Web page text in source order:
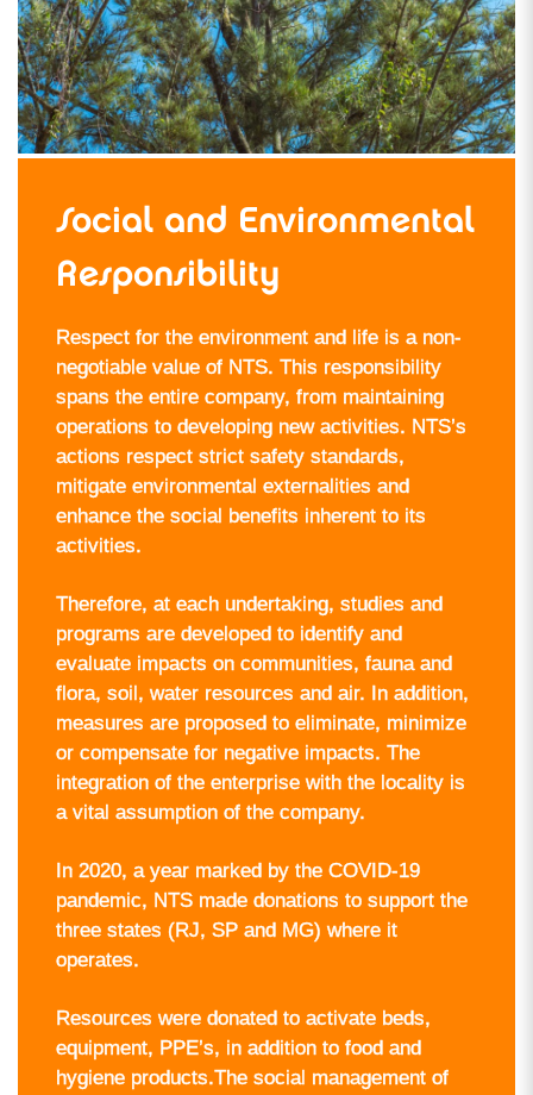
Social and Environmental
Responsibility
Respect for the environment and life is a non-
negotiable value of NTS. This responsibility
spans the entire company, from maintaining
operations to developing new activities. NTS’s
actions respect strict safety standards,
mitigate environmental externalities and
enhance the social benefits inherent to its
activities.
Therefore, at each undertaking, studies and
programs are developed to identify and
evaluate impacts on communities, fauna and
flora, soil, water resources and air. In addition,
measures are proposed to eliminate, minimize
or compensate for negative impacts. The
integration of the enterprise with the locality is
a vital assumption of the company.
In 2020, a year marked by the COVID-19
pandemic, NTS made donations to support the
three states (RJ, SP and MG) where it
operates.
Resources were donated to activate beds,
equipment, PPE’s, in addition to food and
hygiene products.The social management of